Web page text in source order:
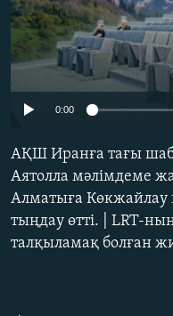
Басқа тілдерде
240p
No media
0:00
АҚШ Иранға тағы
Аятолла мәлімдеме
Алматыға Көкжайлау
тыңдау өтті. | LRT-
талқыламақ болған